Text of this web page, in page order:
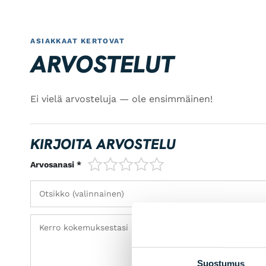
Suostumus
ASIAKKAAT KERTOVAT
ARVOSTELUT
Ei vielä arvosteluja — ole ensimmäinen!
KIRJOITA ARVOSTELU
Arvosanasi * 1/5 2/53/54/5